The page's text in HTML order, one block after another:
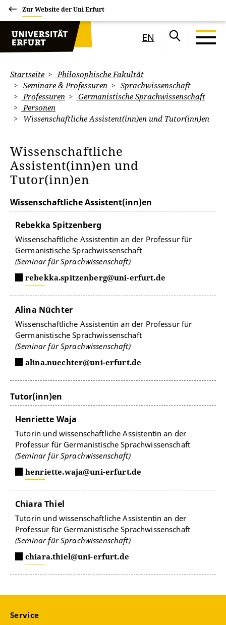
Zur Website der Uni Erfurt
EN
Startseite
Philosophische Fakultät
Seminare & Professuren
Sprachwissenschaft
Professuren
Germanistische Sprachwissenschaft
Personen
Wissenschaftliche Assistent(inn)en und Tutor(inn)en
Wissenschaftliche
Assistent(inn)en und
Tutor(inn)en
Wissenschaftliche Assistent(inn)en
Rebekka Spitzenberg
Wissenschaftliche Assistentin an der Professur für
Germanistische Sprachwissenschaft
(Seminar für Sprachwissenschaft)
rebekka.spitzenberg@uni-erfurt.de
Alina Nüchter
Wissenschaftliche Assistentin an der Professur für
Germanistische Sprachwissenschaft
(Seminar für Sprachwissenschaft)
alina.nuechter@uni-erfurt.de
Tutor(inn)en
Henriette Waja
Tutorin und wissenschaftliche Assistentin an der
Professur für Germanistische Sprachwissenschaft
(Seminar für Sprachwissenschaft)
henriette.waja@uni-erfurt.de
Chiara Thiel
Tutorin und wissenschaftliche Assistentin an der
Professur für Germanistische Sprachwissenschaft
(Seminar für Sprachwissenschaft)
chiara.thiel@uni-erfurt.de
Service